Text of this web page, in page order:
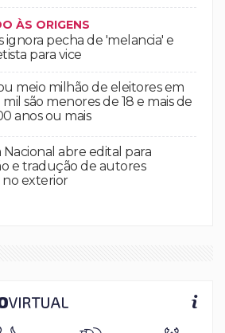
ÀS ORIGENS
ignora pecha de 'melancia' e
para vice
meio milhão de eleitores em
mil são menores de 18 e mais de
anos ou mais
Nacional abre edital para
e tradução de autores
no exterior